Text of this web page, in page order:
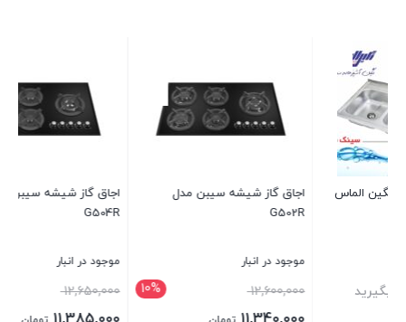
10%
اجاق گاز شیشه سیبن مدل
موجود در انبار
12,650,000قیمت
اصلی
اجاق گاز استیل درخشان مدل
موجود در انبار
برای قیمت تماس بگیرید